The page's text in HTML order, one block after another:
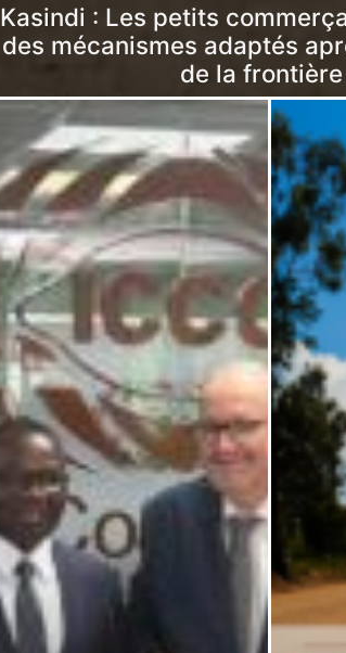
Kasindi : Les petits
des mécanismes adaptés
de la frontière